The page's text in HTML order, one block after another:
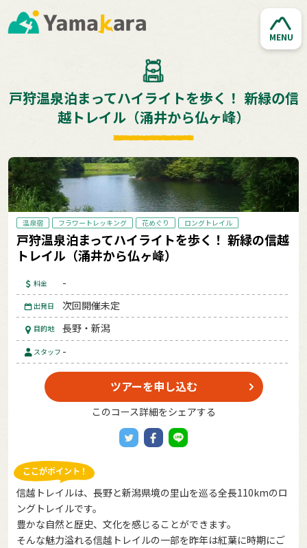
MENU
戸狩温泉泊まってハイライトを歩く！ 新緑の信
越トレイル（涌井から仏ヶ峰）
温泉宿 フラワートレッキング 花めぐり ロングトレイル
戸狩温泉泊まってハイライトを歩く！ 新緑の信越
トレイル（涌井から仏ヶ峰）
料金 -
出発日 次回開催未定
目的地 長野・新潟
スタッフ -
ツアーを申し込む
このコース詳細をシェアする
信越トレイルは、長野と新潟県境の里山を巡る全長110kmのロ
ングトレイルです。
豊かな自然と歴史、文化を感じることができます。
そんな魅力溢れる信越トレイルの一部を昨年は紅葉に時期にご